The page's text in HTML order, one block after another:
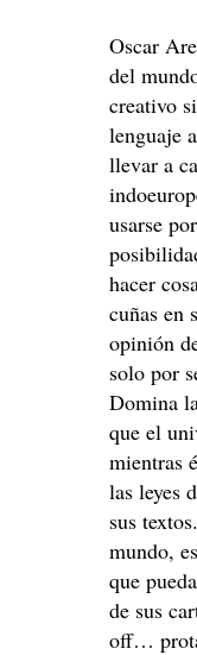
Oscar
del
creativo
lenguaje
llevar a
usarse
hacer
cuñas en
opinión
solo por
Domina
que el
mientras
las leyes
sus
mundo,
que
de sus
off…